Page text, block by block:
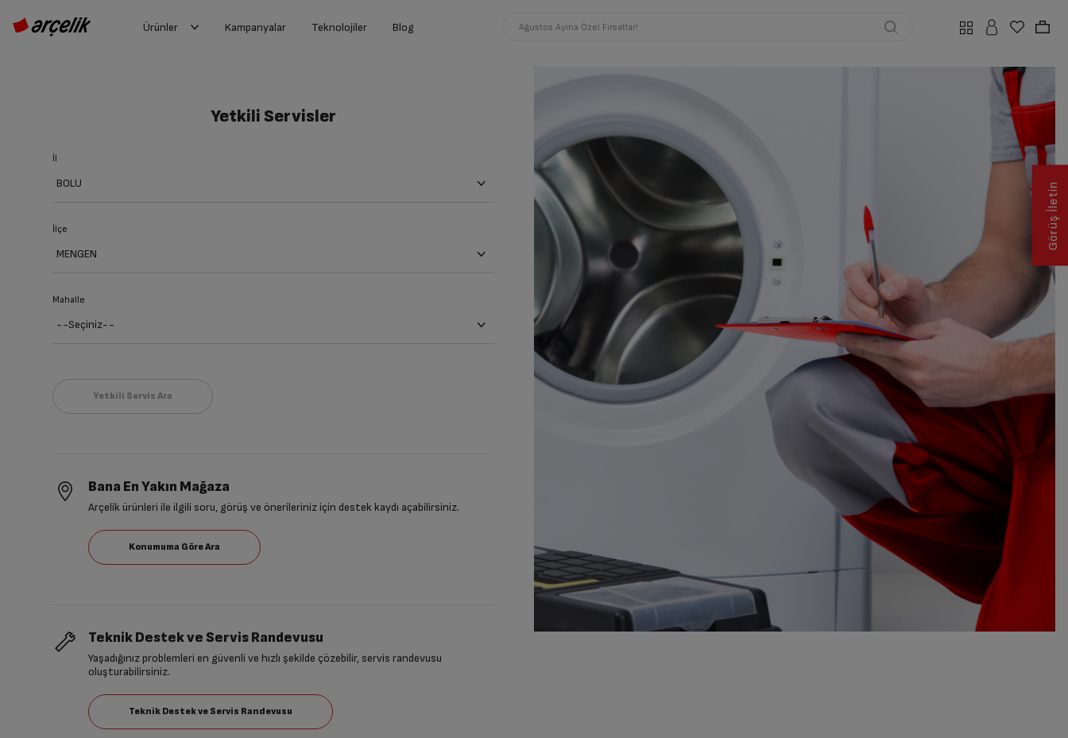
Ürünler Kampanyalar Teknolojiler Blog Ağustos Ayına Özel Fırsatlar!
Yetkili Servisler
İl
İlçe
Mahalle
Bana En Yakın Mağaza
Arçelik ürünleri ile ilgili soru, görüş ve önerileriniz için destek kaydı açabilirsiniz.
Teknik Destek ve Servis Randevusu
Yaşadığınız problemleri en güvenli ve hızlı şekilde çözebilir, servis randevusu
oluşturabilirsiniz.
Görüş İletin